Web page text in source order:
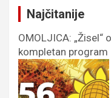
Najčitanije
OMOLJICA:
kompletan program